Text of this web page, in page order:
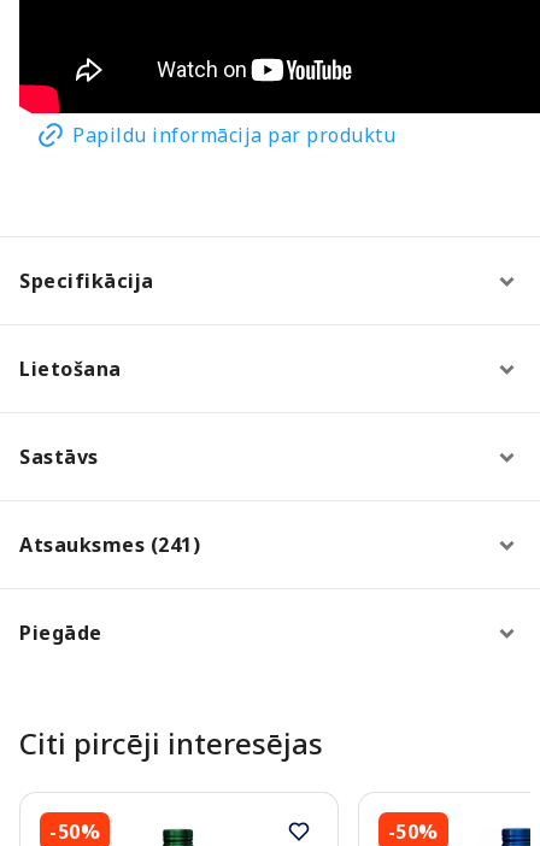
Papildu informācija par produktu
Specifikācija
Lietošana
Sastāvs
Atsauksmes (241)
Piegāde
Citi pircēji interesējas
-50% -50%